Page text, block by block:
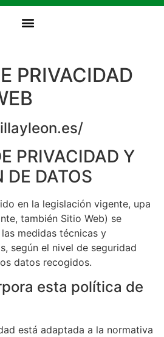
PRIVACIDAD
PRIVACIDAD Y
DE DATOS
en la legislación vigente, upa
también Sitio Web) se
medidas técnicas y
según el nivel de seguridad
datos recogidos.
esta política de
está adaptada a la normativa